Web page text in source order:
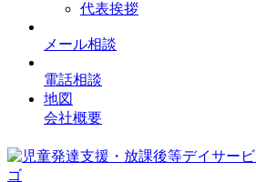
代表挨拶
メール相談
電話相談
地図
会社概要